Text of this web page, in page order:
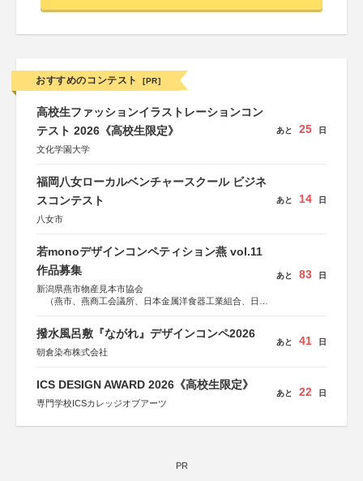
おすすめのコンテスト [PR]
高校生ファッションイラストレーションコン
テスト 2026《高校生限定》
文化学園大学
あと 25 日
福岡八女ローカルベンチャースクール ビジネ
スコンテスト
八女市
あと 14 日
若monoデザインコンペティション燕 vol.11
作品募集
新潟県燕市物産見本市協会
（燕市、燕商工会議所、日本金属洋食器工業組合、日本
あと 83 日
撥水風呂敷『ながれ』デザインコンペ2026
朝倉染布株式会社
あと 41 日
ICS DESIGN AWARD 2026《高校生限定》
専門学校ICSカレッジオブアーツ
あと 22 日
PR